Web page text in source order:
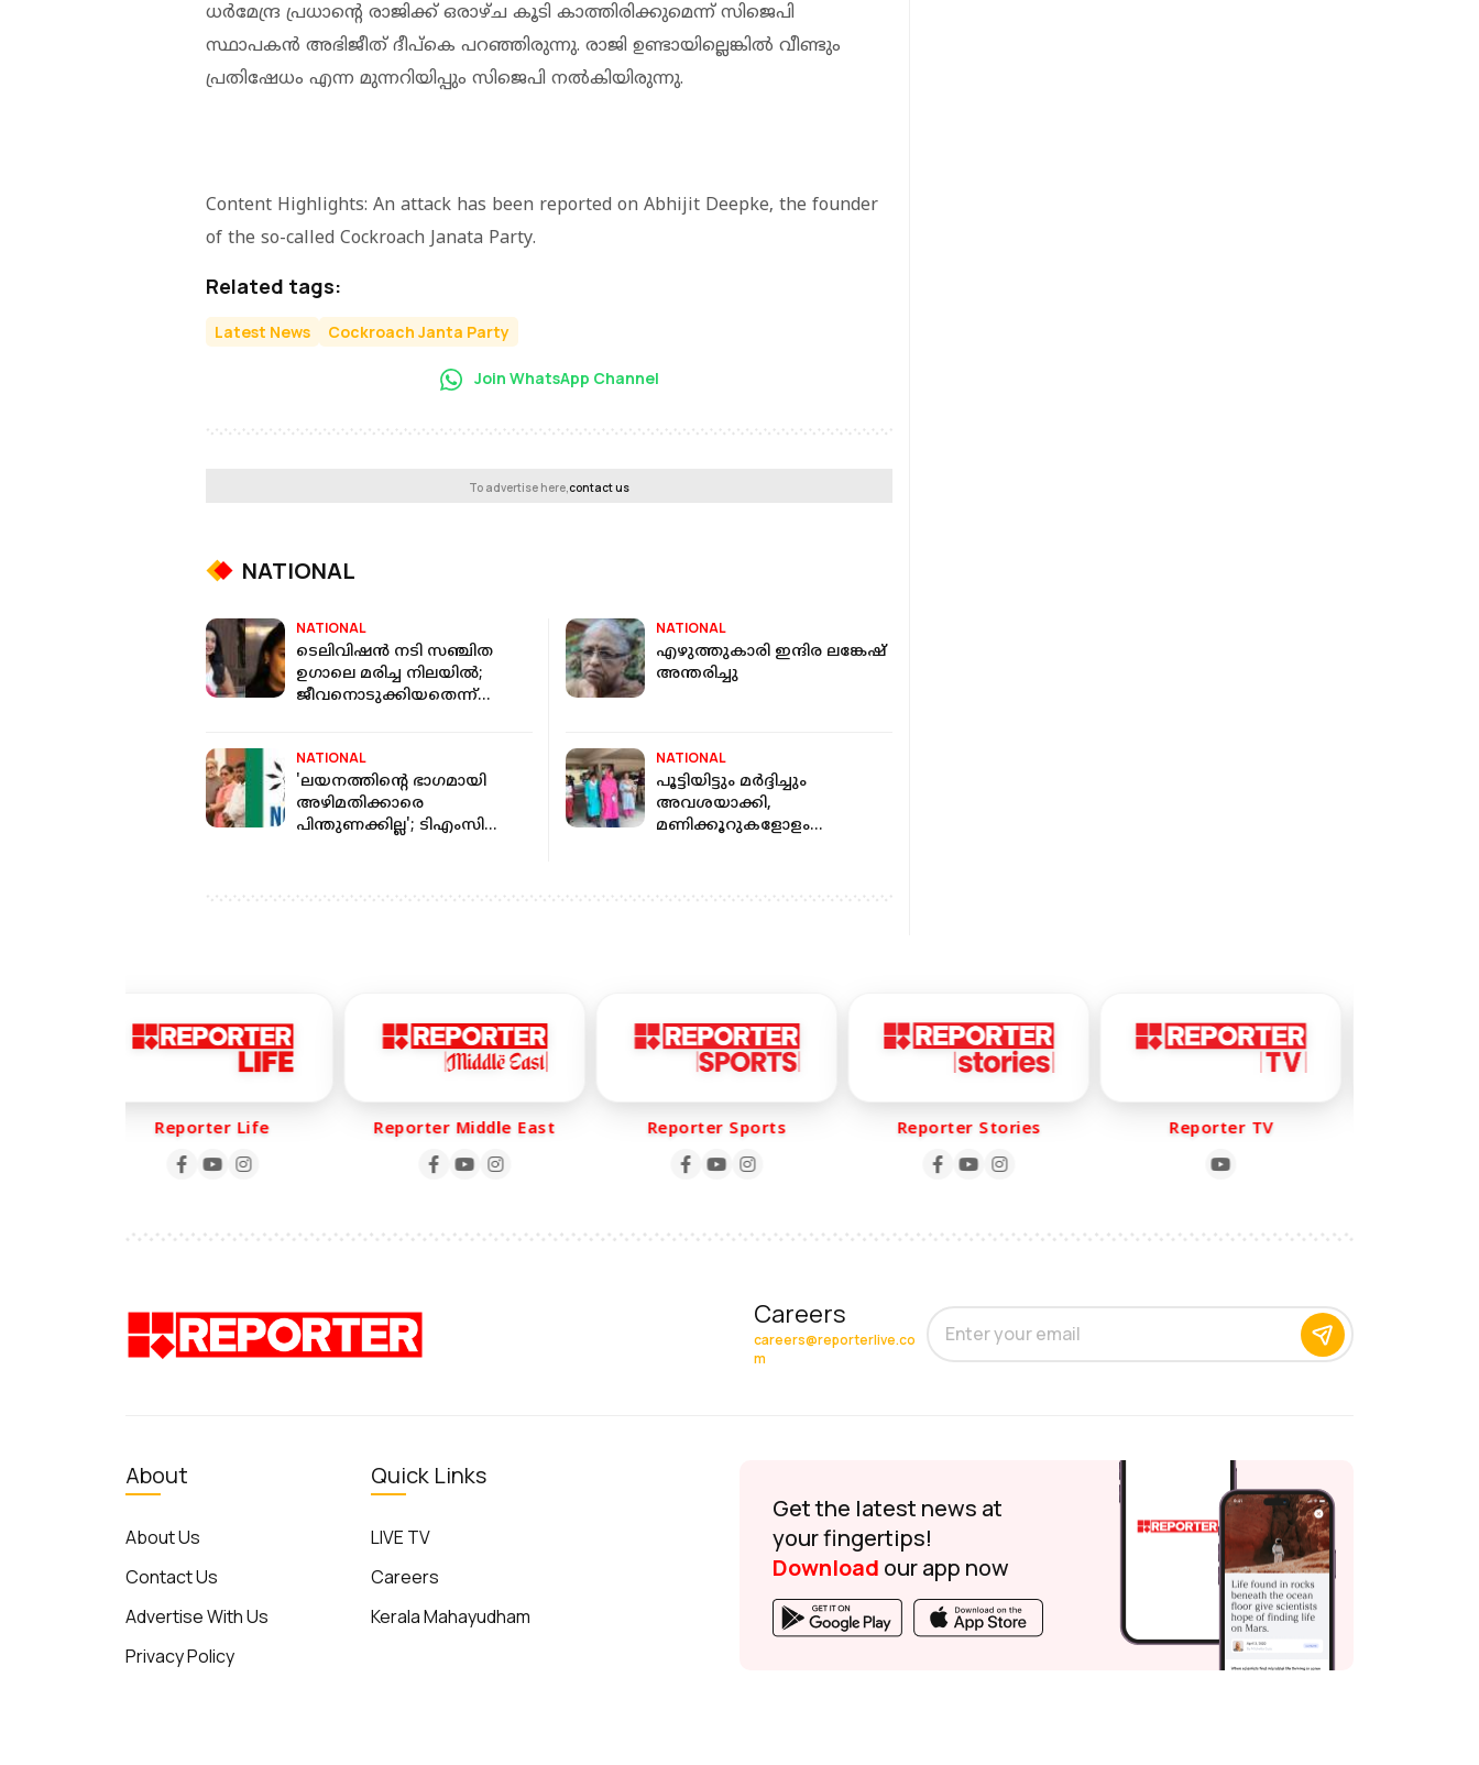
ധര്‍മേന്ദ്ര പ്രധാന്റെ രാജിക്ക് ഒരാഴ്ച കൂടി കാത്തിരിക്കുമെന്ന് സിജെപി
സ്ഥാപകന്‍ അഭിജീത് ദീപ്കെ പറഞ്ഞിരുന്നു. രാജി ഉണ്ടായില്ലെങ്കില്‍ വീണ്ടും
പ്രതിഷേധം എന്ന മുന്നറിയിപ്പും സിജെപി നല്‍കിയിരുന്നു.
Content Highlights: An attack has been reported on Abhijit Deepke, the founder
of the so-called Cockroach Janata Party.
Related tags:
Latest News Cockroach Janta Party
Join WhatsApp Channel
To advertise here,contact us
NATIONAL
NATIONAL
ടെലിവിഷന്‍ നടി സഞ്ചിത
ഉഗാലെ മരിച്ച നിലയില്‍;
ജീവനൊടുക്കിയതെന്ന്
NATIONAL
എഴുത്തുകാരി ഇന്ദിര ലങ്കേഷ്
അന്തരിച്ചു
NATIONAL
'ലയനത്തിന്റെ ഭാഗമായി
അഴിമതിക്കാരെ
പിന്തുണക്കില്ല'; ടിഎംസി
നേതാവ്
NATIONAL
പൂട്ടിയിട്ടും മർദ്ദിച്ചും
അവശയാക്കി,
മണിക്കൂറുകളോളം
യുവതിയെ രക്ഷപ്പെടുത്തി
Reporter Life Reporter Middle East Reporter Sports Reporter Stories Reporter TV
Careers
careers@reporterlive.co
m
About
About Us
Contact Us
Advertise With Us
Privacy Policy
Quick Links
LIVE TV
Careers
Kerala Mahayudham
Get the latest news at
your fingertips!
Download our app now